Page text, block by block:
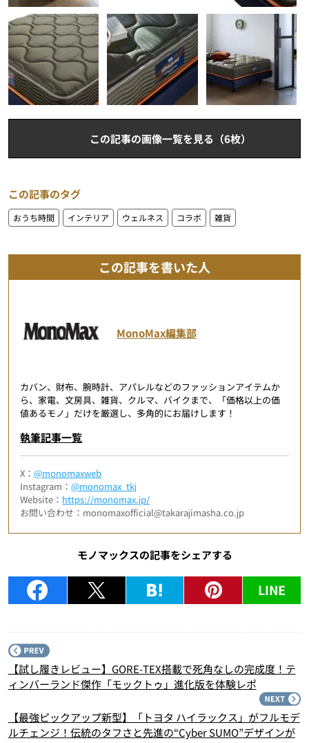
この記事の画像一覧を見る（6枚）
この記事のタグ
おうち時間 インテリア ウェルネス コラボ 雑貨
この記事を書いた人
MonoMax編集部
カバン、財布、腕時計、アパレルなどのファッションアイテムか
ら、家電、文房具、雑貨、クルマ、バイクまで、「価格以上の価
値あるモノ」だけを厳選し、多角的にお届けします！
執筆記事一覧
X：@monomaxweb
Instagram：@monomax_tkj
Website： https://monomax.jp/
お問い合わせ：monomaxofficial@takarajimasha.co.jp
モノマックスの記事をシェアする
LINE
【試し履きレビュー】GORE-TEX搭載で死角なしの完成度！テ
ィンバーランド傑作「モックトゥ」進化版を体験レポ
【最強ピックアップ新型】「トヨタ ハイラックス」がフルモデ
ルチェンジ！伝統のタフさと先進の“Cyber SUMO”デザインが